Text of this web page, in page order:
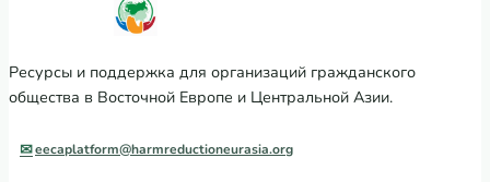
Ресурсы и поддержка для организаций гражданского
общества в Восточной Европе и Центральной Азии.
eecaplatform@harmreductioneurasia.org